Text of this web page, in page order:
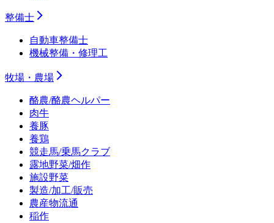
整備士
自動車整備士
機械整備・修理工
牧場・農場
酪農/酪農ヘルパー
肉牛
養豚
養鶏
競走馬/乗馬クラブ
露地野菜/畑作
施設野菜
製造/加工/販売
農産物流通
稲作